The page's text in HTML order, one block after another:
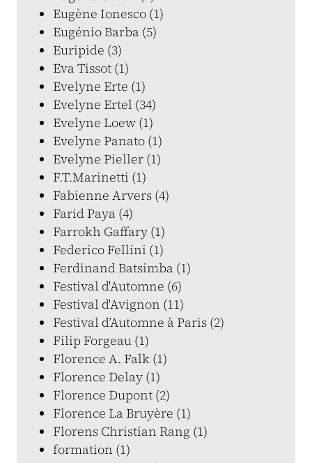
Eugène Ionesco (1)
Eugénio Barba (5)
Euripide (3)
Eva Tissot (1)
Evelyne Erte (1)
Evelyne Ertel (34)
Evelyne Loew (1)
Evelyne Panato (1)
Evelyne Pieller (1)
F.T.Marinetti (1)
Fabienne Arvers (4)
Farid Paya (4)
Farrokh Gaffary (1)
Federico Fellini (1)
Ferdinand Batsimba (1)
Festival d'Automne (6)
Festival d'Avignon (11)
Festival d’Automne à Paris (2)
Filip Forgeau (1)
Florence A. Falk (1)
Florence Delay (1)
Florence Dupont (2)
Florence La Bruyère (1)
Florens Christian Rang (1)
formation (1)